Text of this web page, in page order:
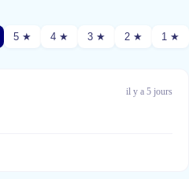
5 ★ 4 ★ 3 ★ 2 ★ 1 ★
il y a 5 jours